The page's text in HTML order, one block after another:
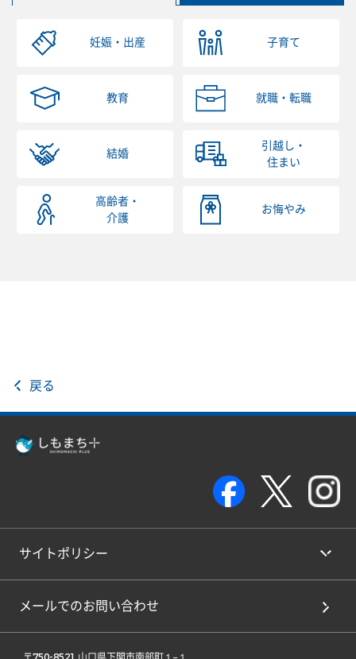
妊娠・出産 子育て
教育 就職・転職
結婚
引越し・
住まい
高齢者・
介護
お悔やみ
戻る
サイトポリシー
メールでのお問い合わせ